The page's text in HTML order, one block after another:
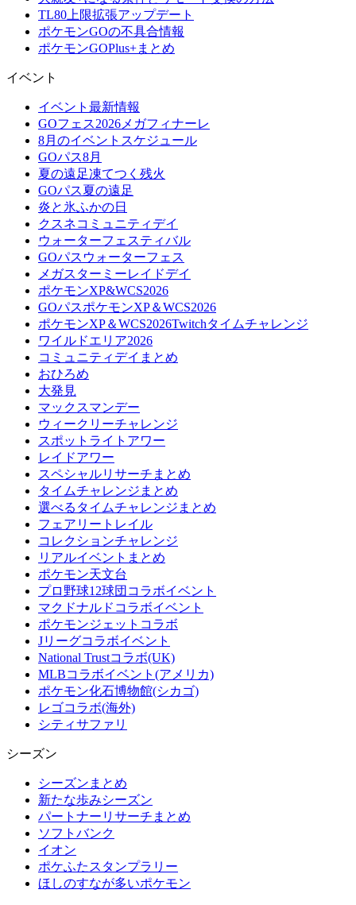
TL80上限拡張アップデート
ポケモンGOの不具合情報
ポケモンGOPlus+まとめ
イベント
イベント最新情報
GOフェス2026メガフィナーレ
8月のイベントスケジュール
GOパス8月
夏の遠足凍てつく残火
GOパス夏の遠足
炎と氷ふかの日
クスネコミュニティデイ
ウォーターフェスティバル
GOパスウォーターフェス
メガスターミーレイドデイ
ポケモンXP&WCS2026
GOパスポケモンXP＆WCS2026
ポケモンXP＆WCS2026Twitchタイムチャレンジ
ワイルドエリア2026
コミュニティデイまとめ
おひろめ
大発見
マックスマンデー
ウィークリーチャレンジ
スポットライトアワー
レイドアワー
スペシャルリサーチまとめ
タイムチャレンジまとめ
選べるタイムチャレンジまとめ
フェアリートレイル
コレクションチャレンジ
リアルイベントまとめ
ポケモン天文台
プロ野球12球団コラボイベント
マクドナルドコラボイベント
ポケモンジェットコラボ
Jリーグコラボイベント
National Trustコラボ(UK)
MLBコラボイベント(アメリカ)
ポケモン化石博物館(シカゴ)
レゴコラボ(海外)
シティサファリ
シーズン
シーズンまとめ
新たな歩みシーズン
パートナーリサーチまとめ
ソフトバンク
イオン
ポケふたスタンプラリー
ほしのすなが多いポケモン